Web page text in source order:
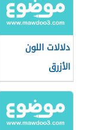
دلالات اللون
الأزرق